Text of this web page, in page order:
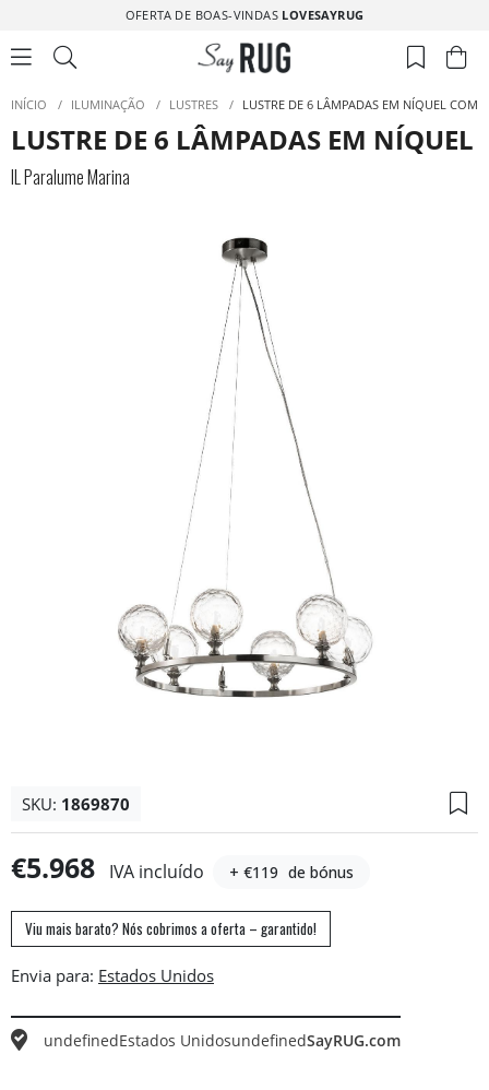
OFERTA DE BOAS-VINDAS LOVESAYRUG
INÍCIO / ILUMINAÇÃO / LUSTRES / LUSTRE DE 6 LÂMPADAS EM NÍQUEL COM
LUSTRE DE 6 LÂMPADAS EM
IL Paralume Marina
SKU: 1869870
€5.968 IVA incluído + €119 de bónus
Viu mais barato? Nós cobrimos a oferta – garantido!
Envia para:
undefinedEstados UnidosundefinedSayRUG.com